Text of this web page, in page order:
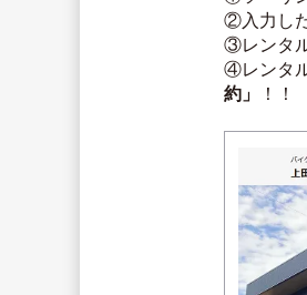
②入力し
③レンタ
④レンタ
約」
！！